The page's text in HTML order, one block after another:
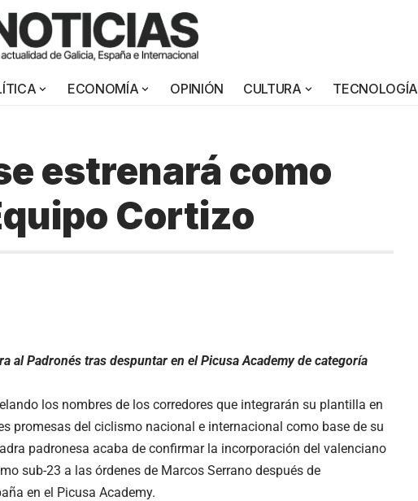
ECONOMÍA OPINIÓN CULTURA TECNOLOGÍA
estrenará como
Cortizo
al Padronés tras despuntar en el Picusa Academy de categoría
los nombres de los corredores que integrarán su plantilla en
promesas del ciclismo nacional e internacional como base de su
padronesa acaba de confirmar la incorporación del valenciano
sub-23 a las órdenes de Marcos Serrano después de
en el Picusa Academy.